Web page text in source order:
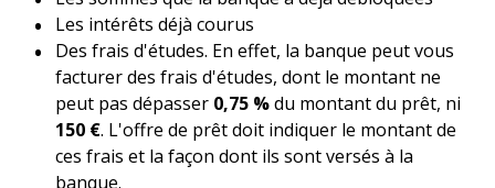
Les intérêts déjà courus
Des frais d'études. En effet, la banque peut vous
facturer des frais d'études, dont le montant ne
peut pas dépasser 0,75 %du montant du prêt, ni
150 €. L'offre de prêt doit indiquer le montant de
ces frais et la façon dont ils sont versés à la
banque.